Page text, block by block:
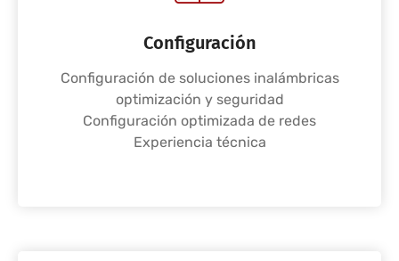
Configuración
Configuración de soluciones inalámbricas
optimización y seguridad
Configuración optimizada de redes
Experiencia técnica